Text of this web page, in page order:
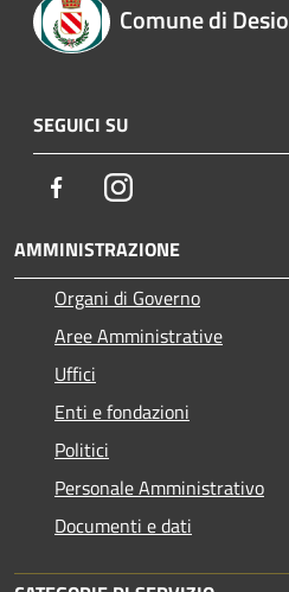
Comune di Desio
SEGUICI SU
FacebookInstagram
AMMINISTRAZIONE
Organi di Governo
Aree Amministrative
Uffici
Enti e fondazioni
Politici
Personale Amministrativo
Documenti e dati